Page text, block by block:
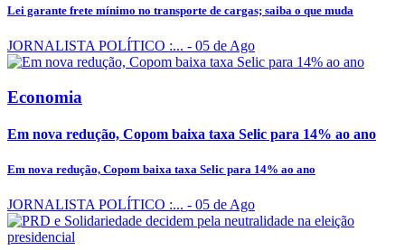
Lei garante frete mínimo no transporte de cargas; saiba o que muda
JORNALISTA POLÍTICO :... - 05 de Ago
Economia
Em nova redução, Copom baixa taxa Selic para 14% ao ano
Em nova redução, Copom baixa taxa Selic para 14% ao ano
JORNALISTA POLÍTICO :... - 05 de Ago